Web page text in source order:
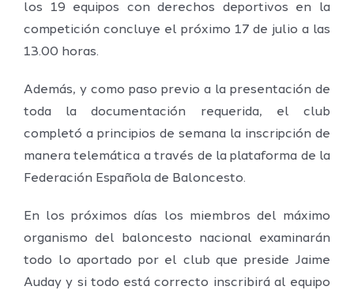
los 19 equipos con derechos deportivos en la
competición concluye el próximo 17 de julio a las
13.00 horas.
Además, y como paso previo a la presentación de
toda la documentación requerida, el club
completó a principios de semana la inscripción de
manera telemática a través de la plataforma de la
Federación Española de Baloncesto.
En los próximos días los miembros del máximo
organismo del baloncesto nacional examinarán
todo lo aportado por el club que preside Jaime
Auday y si todo está correcto inscribirá al equipo